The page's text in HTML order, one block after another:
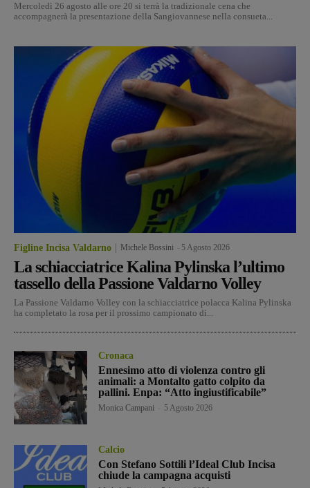
Mercoledì 26 agosto alle ore 20 si terrà la tradizionale cena che
accompagnerà la presentazione della Sangiovannese nella consueta...
Figline Incisa Valdarno Michele Bossini 5 Agosto 2026
La schiacciatrice Kalina Pylinska l’ultimo
tassello della Passione Valdarno Volley
La Passione Valdarno Volley con la schiacciatrice polacca Kalina Pylinska
ha completato la rosa per il prossimo campionato di...
Cronaca
Ennesimo atto di violenza contro gli
animali: a Montalto gatto colpito da
pallini. Enpa: “Atto ingiustificabile”
Monica Campani 5 Agosto 2026
Calcio
Con Stefano Sottili l’Ideal Club Incisa
chiude la campagna acquisti